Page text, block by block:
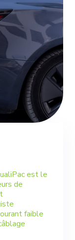
est le
de
faible